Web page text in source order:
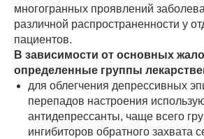
многогранных проявлений
различной распространенности у
пациентов.
В зависимости от основных
определенные группы
для облегчения депрессивных
перепадов настроения
антидепрессанты, чаще всего
ингибиторов обратного захвата